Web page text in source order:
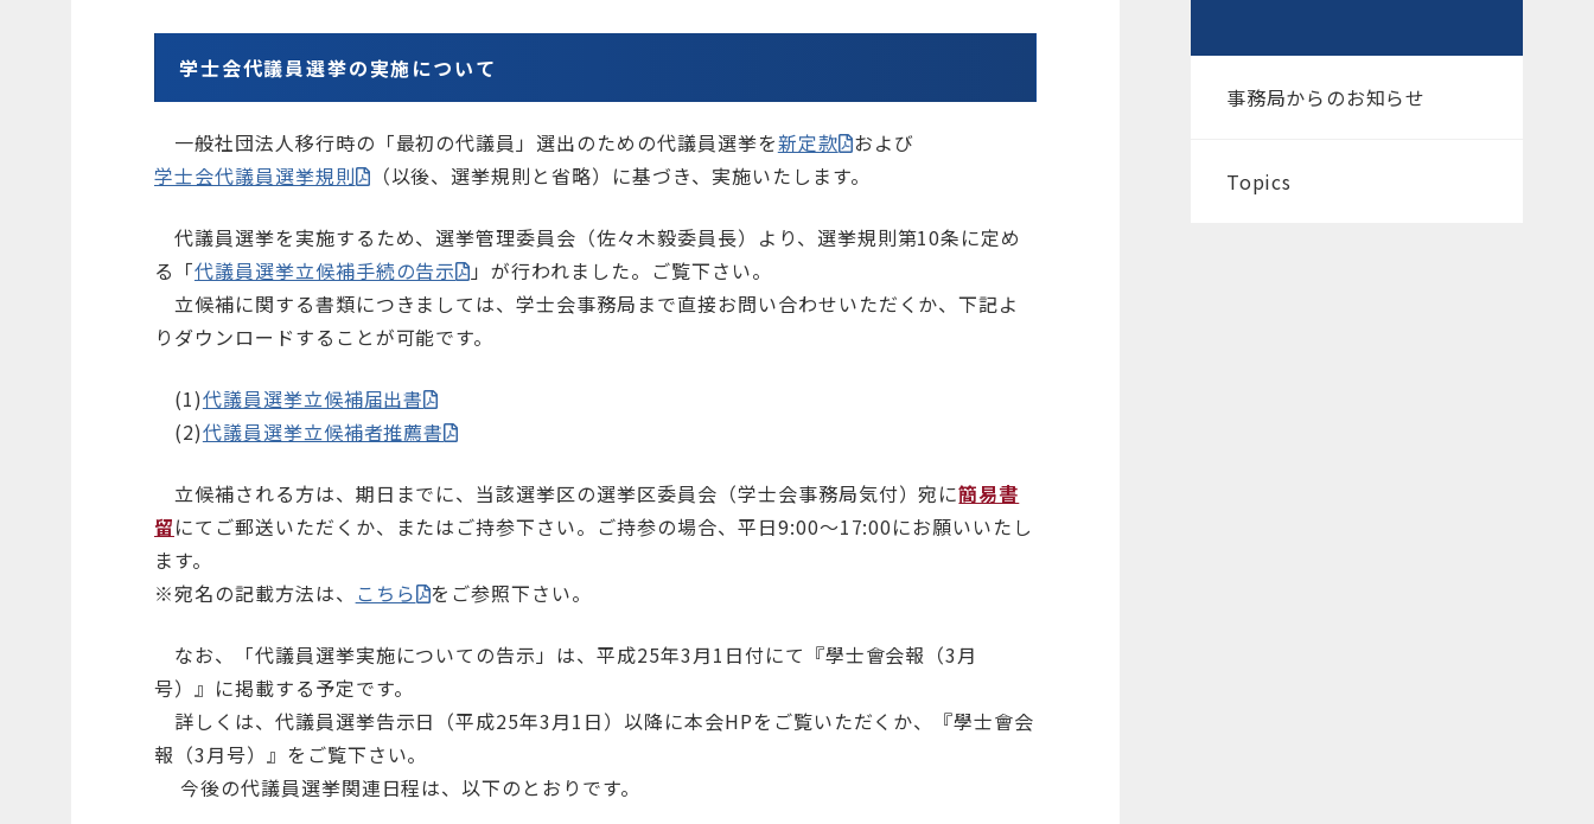
学士会代議員選挙の実施について
一般社団法人移行時の「最初の代議員」選出のための代議員選挙を新定款
および
学士会代議員選挙規則
（以後、選挙規則と省略）に基づき、実施いたします。
代議員選挙を実施するため、選挙管理委員会（佐々木毅委員長）より、選挙規則第10条に定め
る「代議員選挙立候補手続の告示
」が行われました。ご覧下さい。
立候補に関する書類につきましては、学士会事務局まで直接お問い合わせいただくか、下記よ
りダウンロードすることが可能です。
(1)代議員選挙立候補届出書
(2)代議員選挙立候補者推薦書
立候補される方は、期日までに、当該選挙区の選挙区委員会（学士会事務局気付）宛に簡易書
留にてご郵送いただくか、またはご持参下さい。ご持参の場合、平日9:00～17:00にお願いいたし
ます。
※宛名の記載方法は、 こちら をご参照下さい。
なお、「代議員選挙実施についての告示」は、平成25年3月1日付にて『學士會会報（3月
号）』に掲載する予定です。
詳しくは、代議員選挙告示日（平成25年3月1日）以降に本会HPをご覧いただくか、『學士會会
報（3月号）』をご覧下さい。
今後の代議員選挙関連日程は、以下のとおりです。
事務局からのお知らせ
Topics